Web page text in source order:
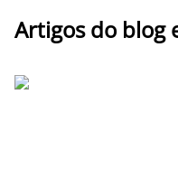
Artigos do blog